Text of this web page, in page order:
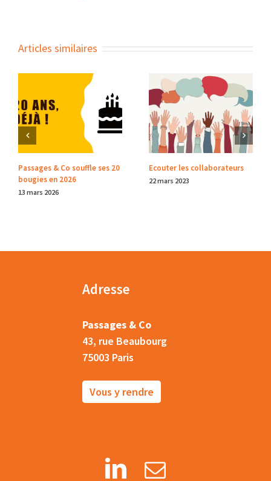
Articles similaires
Passages & Co souffle ses 20
bougies en 2026
13 mars 2026
Ecouter les collaborateurs
22 mars 2023
Adresse
Passages & Co
43, rue Beaubourg
75003 Paris
Vous y rendre